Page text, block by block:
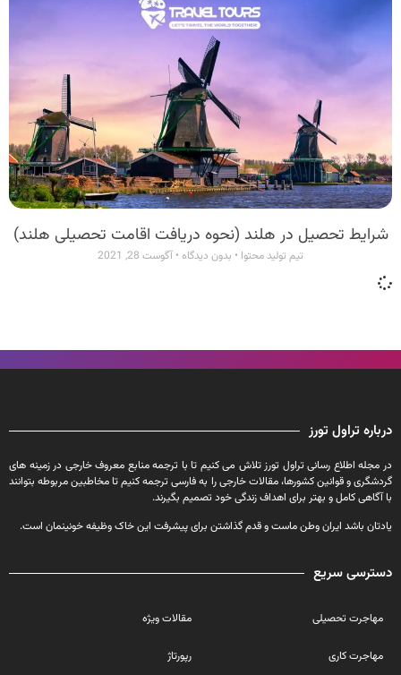
شرایط تحصیل در هلند (نحوه دریافت اقامت تحصیلی هلند)
تیم تولید محتوا بدون دیدگاه آگوست 28, 2021
درباره تراول تورز
در مجله اطلاع رسانی تراول تورز تلاش می کنیم تا با ترجمه منابع معروف خارجی در زمینه های
گردشگری و قوانین کشورها، مقالات خارجی را به فارسی ترجمه کنیم تا مخاطبین مربوطه بتوانند
با آگاهی کامل و بهتر برای اهداف زندگی خود تصمیم بگیرند.
یادتان باشد ایران وطن ماست و قدم گذاشتن برای پیشرفت این خاک وظیفه خونینمان است.
دسترسی سریع
مهاجرت تحصیلی
مهاجرت کاری
مقالات ویژه
رپورتاژ